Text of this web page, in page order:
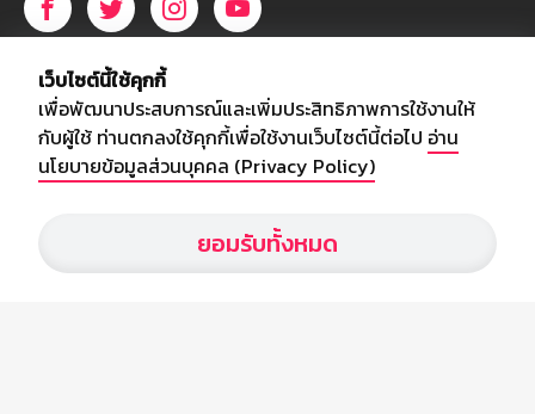
บริษัท สยามสปอร์ต ซินติเคท จำกัด (มหาชน)
เลขที่ 66/26 - 29 ซอยรามอินทรา 40
ถนนรามอินทรา แขวงนวลจันทร์
เขตบึงกุ่ม กรุงเทพฯ 10230
webmaster@siamsport.co.th
เว็บไซต์ : www.siamsport.co.th
เว็บไซต์นี้ใช้คุกกี้
เพื่อพัฒนาประสบการณ์และเพิ่มประสิทธิภาพการใช้งานให้
กับผู้ใช้ ท่านตกลงใช้คุกกี้เพื่อใช้งานเว็บไซต์นี้ต่อไป อ่าน
นโยบายข้อมูลส่วนบุคคล (Privacy Policy)
ยอมรับทั้งหมด